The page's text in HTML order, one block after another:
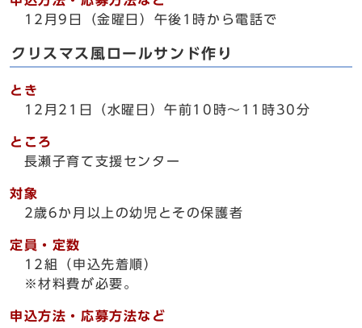
12月9日（金曜日）午後1時から電話で
クリスマス風ロールサンド作り
とき
12月21日（水曜日）午前10時～11時30分
ところ
長瀬子育て支援センター
対象
2歳6か月以上の幼児とその保護者
定員・定数
12組（申込先着順）
※材料費が必要。
申込方法・応募方法など